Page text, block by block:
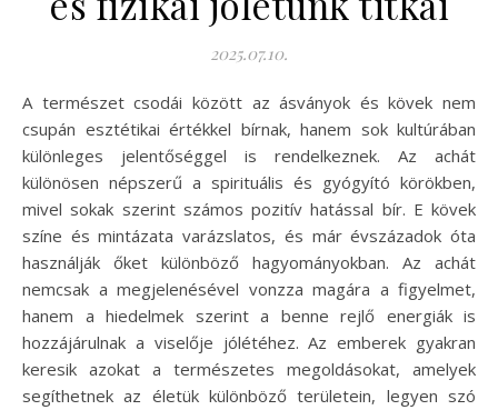
2025.07.10.
A természet csodái között az ásványok és kövek nem
csupán esztétikai értékkel bírnak, hanem sok kultúrában
különleges jelentőséggel is rendelkeznek. Az achát
különösen népszerű a spirituális és gyógyító körökben,
mivel sokak szerint számos pozitív hatással bír. E kövek
színe és mintázata varázslatos, és már évszázadok óta
használják őket különböző hagyományokban. Az achát
nemcsak a megjelenésével vonzza magára a figyelmet,
hanem a hiedelmek szerint a benne rejlő energiák is
hozzájárulnak a viselője jólétéhez. Az emberek gyakran
keresik azokat a természetes megoldásokat, amelyek
segíthetnek az életük különböző területein, legyen szó